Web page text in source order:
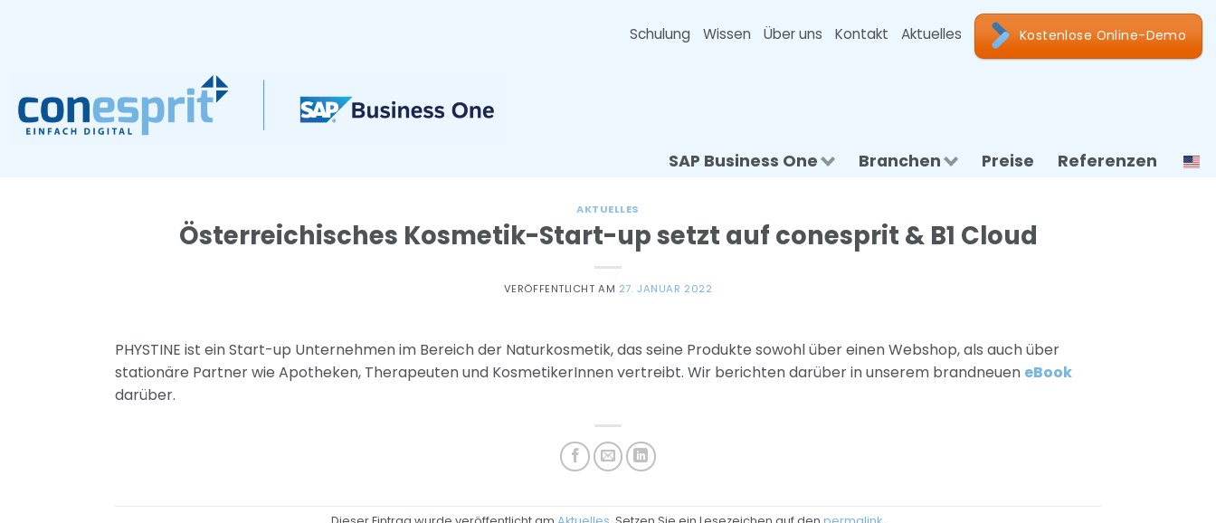
Schulung Wissen Über uns Kontakt Aktuelles Kostenlose Online-Demo
SAP Business One Branchen Preise Referenzen
AKTUELLES
Österreichisches Kosmetik-Start-up setzt auf conesprit & B1 Cloud
VERÖFFENTLICHT AM 27. JANUAR 2022
PHYSTINE ist ein Start-up Unternehmen im Bereich der Naturkosmetik, das seine Produkte sowohl über einen Webshop, als auch über
stationäre Partner wie Apotheken, Therapeuten und KosmetikerInnen vertreibt. Wir berichten darüber in unserem brandneuen eBook
darüber.